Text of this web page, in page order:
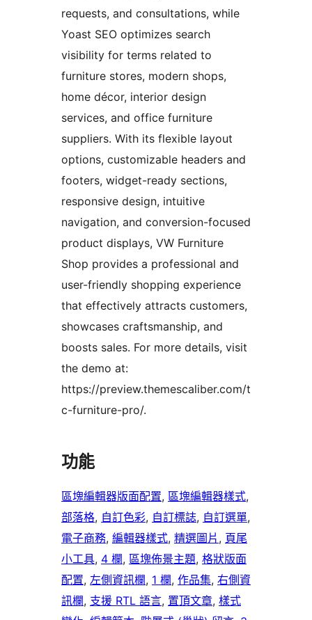
requests, and consultations, while
Yoast SEO optimizes search
visibility for terms related to
furniture stores, modern shops,
home décor, interior design
services, and office furniture
suppliers. With its flexible layout
options, customizable headers and
footers, widget-ready sections,
responsive design, intuitive
navigation, and conversion-focused
product displays, VW Furniture
Shop provides a professional and
user-friendly shopping experience
that effectively attracts customers,
showcases craftsmanship, and
boosts sales. For more details, visit
the demo at:
https://preview.themescaliber.com/t
c-furniture-pro/.
功能
區塊編輯器版面配置, 區塊編輯器樣式
部落格, 自訂色彩, 自訂標誌, 自訂選單
電子商務, 編輯器樣式, 精選圖片 , 頁尾
小工具, 4 欄, 區塊佈景主題, 格狀版面
配置, 左側資訊欄, 1 欄, 作品集, 右側資
訊欄, 支援 RTL 語言, 置頂文章, 樣式